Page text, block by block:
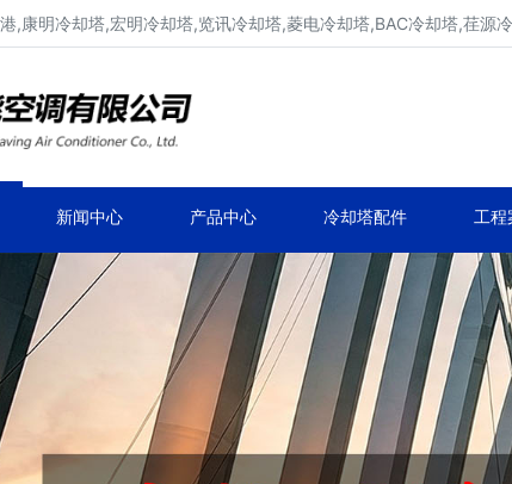
,康明冷却塔,宏明冷却塔,览讯冷却塔,菱电冷却塔,BAC冷却塔,荏源
新闻中心 产品中心 冷却塔配件 工程